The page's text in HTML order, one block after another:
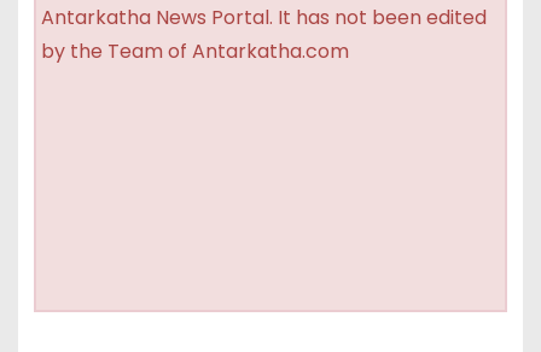
Antarkatha News Portal. It has not been edited
by the Team of Antarkatha.com